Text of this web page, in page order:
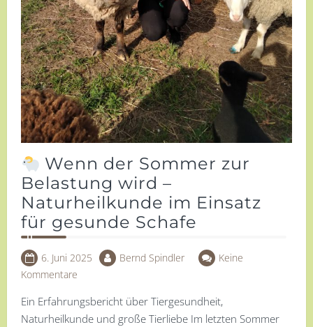
Wenn der Sommer zur
Belastung wird –
Naturheilkunde im Einsatz
für gesunde Schafe
6. Juni 2025 Bernd Spindler
Keine
Kommentare
Ein Erfahrungsbericht über Tiergesundheit,
Naturheilkunde und große Tierliebe Im letzten Sommer